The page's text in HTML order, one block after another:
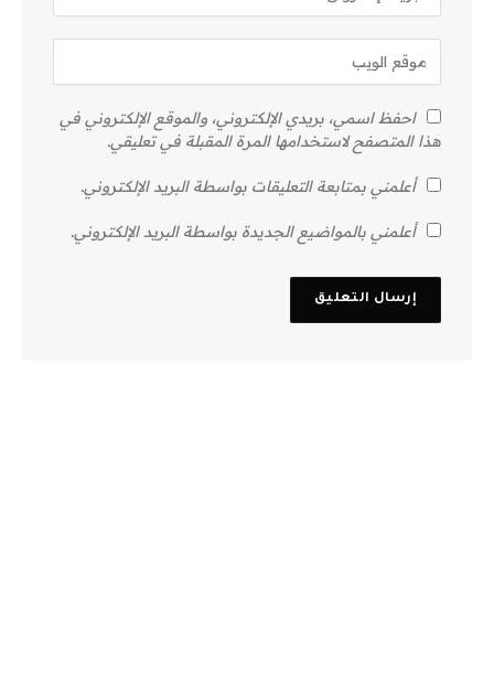
احفظ اسمي، بريدي الإلكتروني، والموقع الإلكتروني في
هذا المتصفح لاستخدامها المرة المقبلة في تعليقي.
أعلمني بمتابعة التعليقات بواسطة البريد الإلكتروني.
أعلمني بالمواضيع الجديدة بواسطة البريد الإلكتروني.